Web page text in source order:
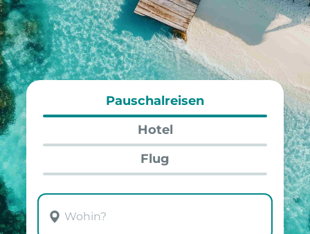
Pauschalreisen
Hotel
Flug